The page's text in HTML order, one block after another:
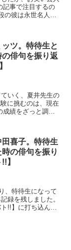
ツ。特待生と
俳句を振り返
いく、夏井先生の
喜子。特待生
の俳句を振り
】
、特待生になって
録を残しました。
!!】に打ち込んだ